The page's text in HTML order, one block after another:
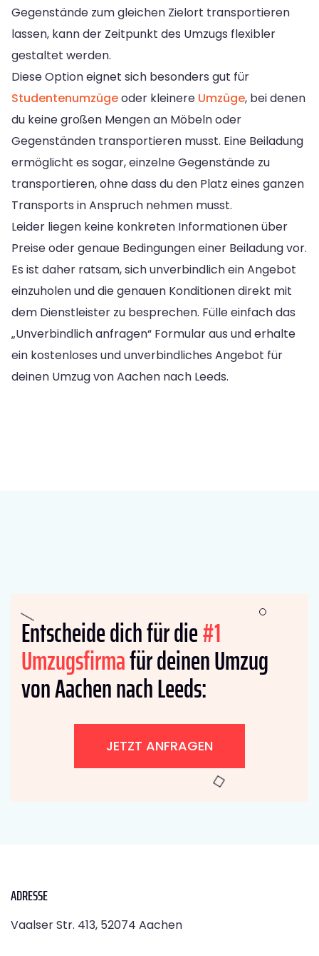
Gegenstände zum gleichen Zielort transportieren
lassen, kann der Zeitpunkt des Umzugs flexibler
gestaltet werden.
Diese Option eignet sich besonders gut für
Studentenumzügeoder kleinere Umzüge, bei denen
du keine großen Mengen an Möbeln oder
Gegenständen transportieren musst. Eine Beiladung
ermöglicht es sogar, einzelne Gegenstände zu
transportieren, ohne dass du den Platz eines ganzen
Transports in Anspruch nehmen musst.
Leider liegen keine konkreten Informationen über
Preise oder genaue Bedingungen einer Beiladung vor.
Es ist daher ratsam, sich unverbindlich ein Angebot
einzuholen und die genauen Konditionen direkt mit
dem Dienstleister zu besprechen. Fülle einfach das
„Unverbindlich anfragen“ Formular aus und erhalte
ein kostenloses und unverbindliches Angebot für
deinen Umzug von Aachen nach Leeds.
Entscheide dich für die#1
Umzugsfirmafür deinen Umzug
von Aachen nach Leeds:
JETZT ANFRAGEN
ADRESSE
Vaalser Str. 413, 52074 Aachen